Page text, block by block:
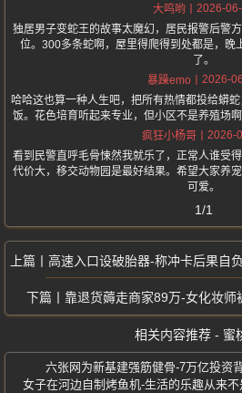
大呜哟
2026-
独居男子变蛇王的故事太魔幻，居民报警后警
位。300多条蛇啊，屋里得爬得到处都是，晚
了。
暴躁emo
2026-
哈哈这也算一种人生吧，把所有热情都投给蟒
饭。花色培育听起来专业，但小区不是养殖场
疯狂小杨哥
2026-
看到民警直呼毛骨悚然我就乐了，正常人谁受
代价大，移交动物园是最好结果。希望大家养
可爱。
1/1
高速入口设破胎器-称冲卡后果自负-
靠退货薅走商家89万-女化妆
相关内容推荐 - 蜜
六张网为新基建强筋健骨-7万亿投资
女子在河边自制烤鱼机-生活的乐趣从来